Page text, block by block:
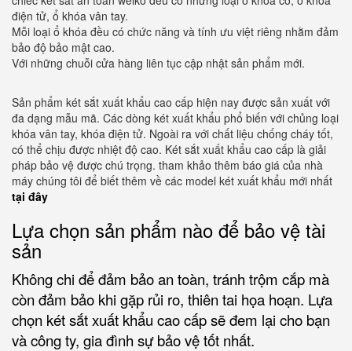
điện tử, ổ khóa vân tay.
Mỗi loại ổ khóa đều có chức năng và tính ưu việt riêng nhằm đảm
bảo độ bảo mật cao.
Với những chuỗi cửa hàng liên tục cập nhật sản phẩm mới.
Sản phẩm két sắt xuất khẩu cao cấp hiện nay được sản xuất với
đa dạng mẫu mã. Các dòng két xuất khẩu phổ biến với chủng loại
khóa vân tay, khóa điện tử. Ngoài ra với chất liệu chống cháy tốt,
có thể chịu được nhiệt độ cao. Két sắt xuất khẩu cao cấp là giải
pháp bảo vệ được chú trọng. tham khảo thêm báo giá của nhà
máy chúng tôi để biết thêm về các model két xuất khẩu mới nhất
tại đây
Lựa chọn sản phẩm nào để bảo vệ tài
sản
Không chi để đảm bảo an toàn, tránh trộm cắp mà
còn đảm bảo khi gặp rủi ro, thiên tai họa hoạn. Lựa
chọn két sắt xuất khẩu cao cấp sẽ đem lại cho bạn
và công ty, gia đình sự bảo vệ tốt nhất.